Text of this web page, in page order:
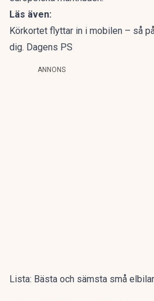
Läs även:
Körkortet flyttar in i mobilen – så
dig. Dagens PS
ANNONS
Lista: Bästa och sämsta små